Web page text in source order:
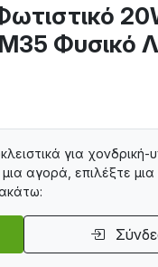
Φυσικό
για χονδρική-
αγορά, επιλέξτε μια